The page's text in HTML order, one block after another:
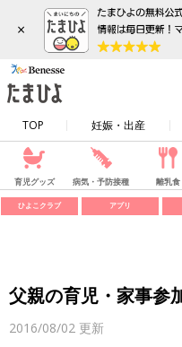
×
TOP 妊娠・出産
育児グッズ 病気・予防接種 離乳食
ひよこクラブ アプリ
父親の育児・家事参
2016/08/02 更新